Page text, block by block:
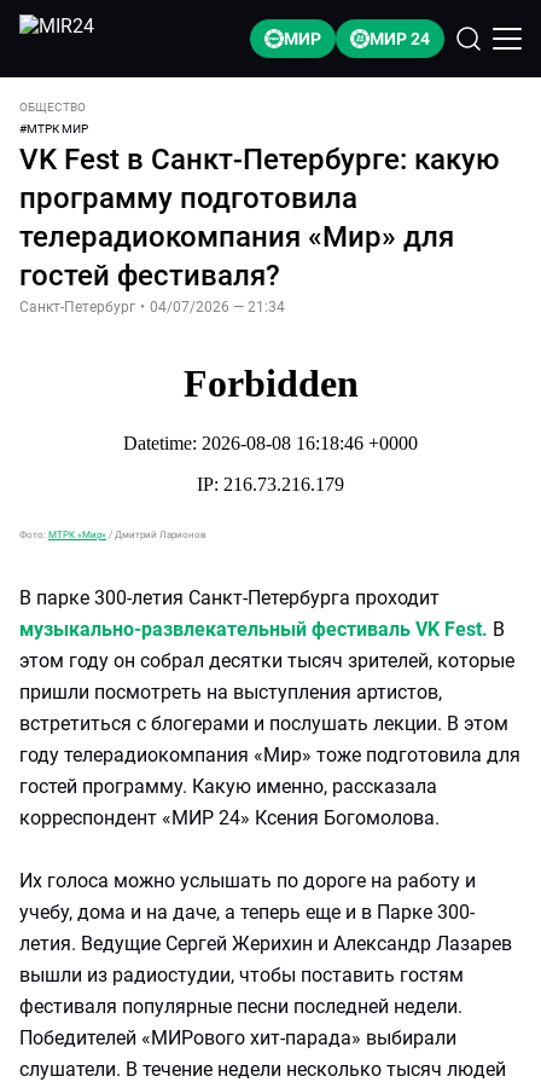
МИР МИР 24
ОБЩЕСТВО
#МТРК МИР
VK Fest в Санкт-Петербурге: какую
программу подготовила
телерадиокомпания «Мир» для
гостей фестиваля?
Санкт-Петербург • 04/07/2026 — 21:34
Фото: МТРК «Мир» / Дмитрий Ларионов
В парке 300-летия Санкт-Петербурга проходит
музыкально-развлекательный фестиваль VK Fest. В
этом году он собрал десятки тысяч зрителей, которые
пришли посмотреть на выступления артистов,
встретиться с блогерами и послушать лекции. В этом
году телерадиокомпания «Мир» тоже подготовила для
гостей программу. Какую именно, рассказала
корреспондент «МИР 24» Ксения Богомолова.
Их голоса можно услышать по дороге на работу и
учебу, дома и на даче, а теперь еще и в Парке 300-
летия. Ведущие Сергей Жерихин и Александр Лазарев
вышли из радиостудии, чтобы поставить гостям
фестиваля популярные песни последней недели.
Победителей «МИРового хит-парада» выбирали
слушатели. В течение недели несколько тысяч людей